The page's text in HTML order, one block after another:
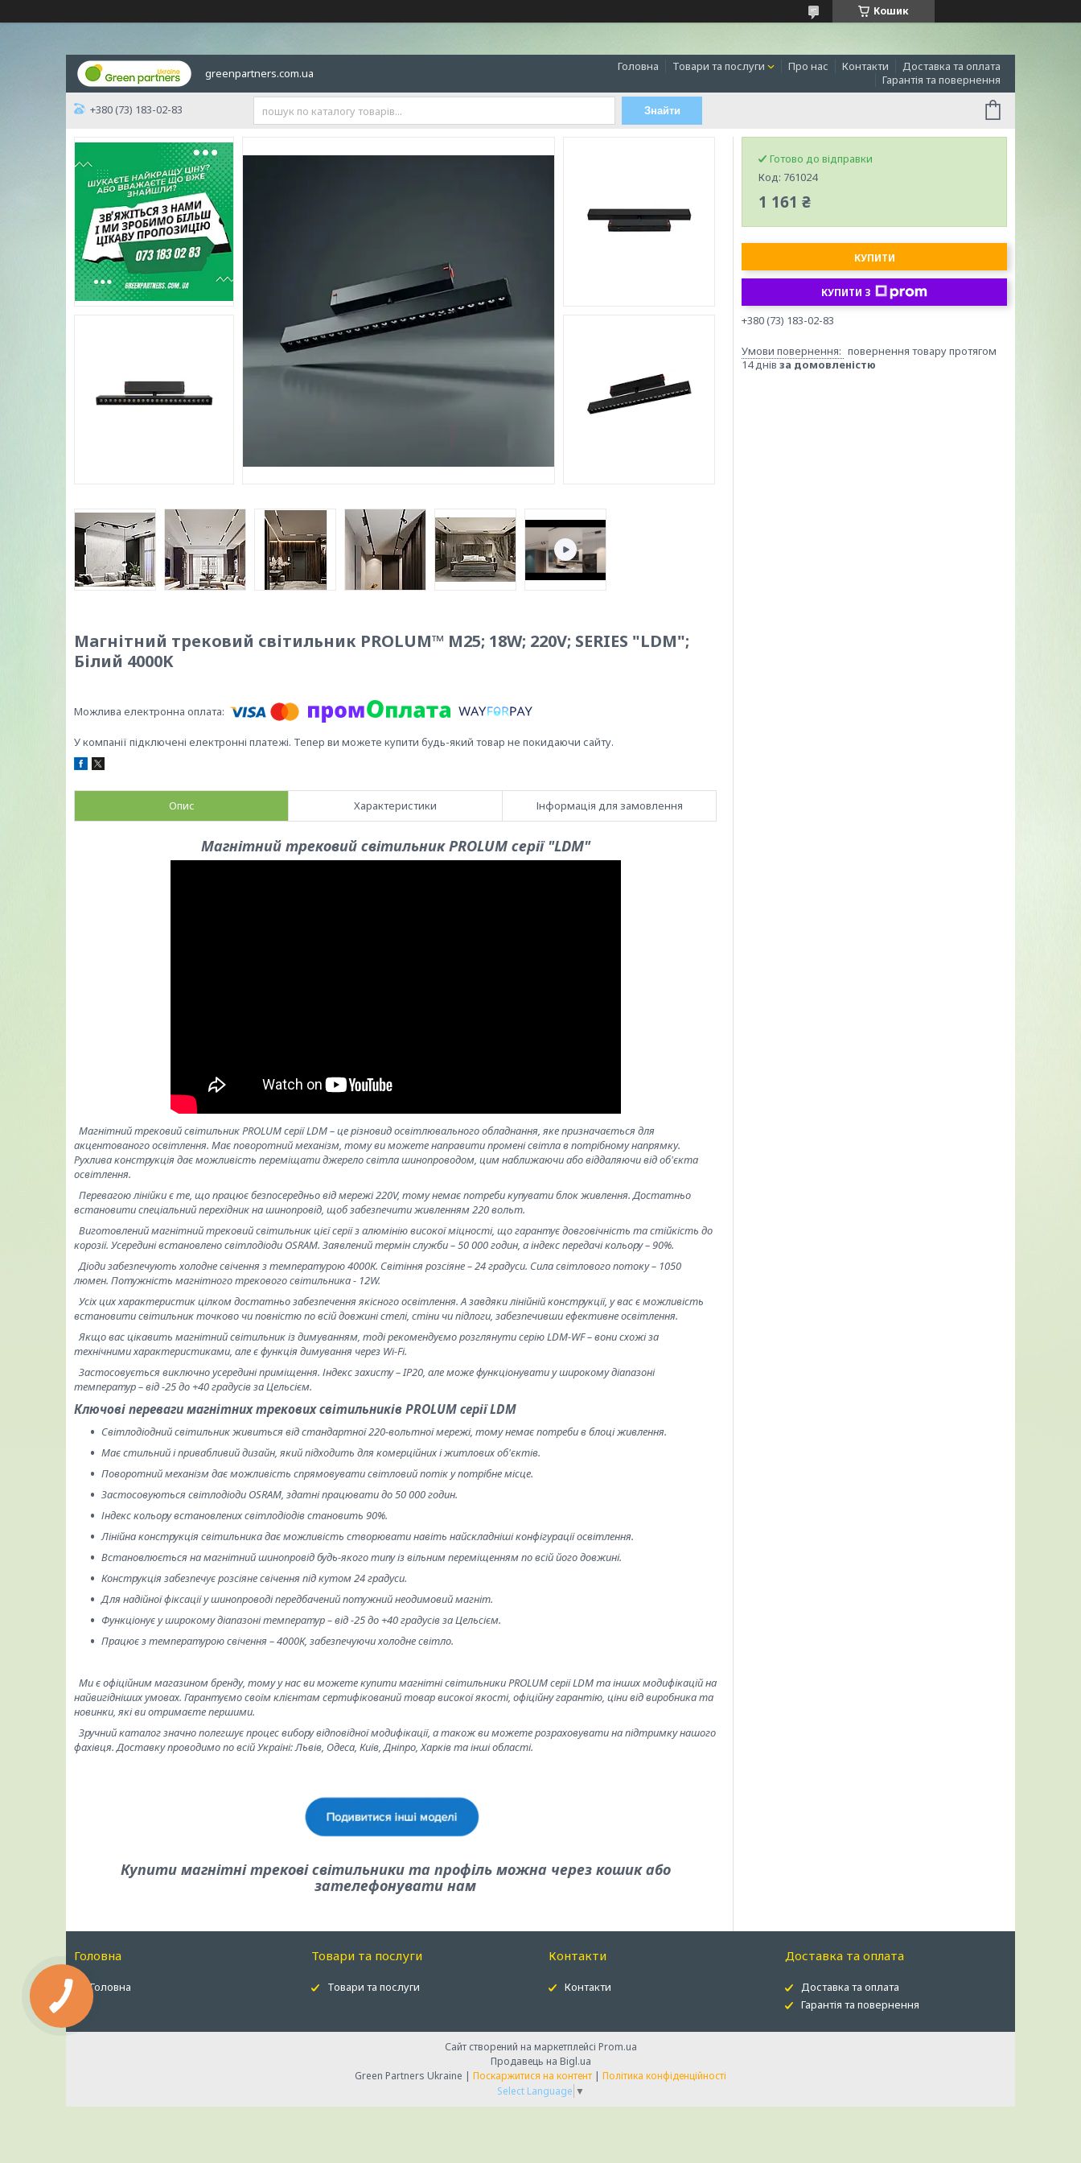
Кошик
greenpartners.com.ua Головна Товари та послуги Про нас Контакти
Доставка та оплата
Гарантія та повернення
+380 (73) 183-02-83 Знайти
Магнітний трековий світильник PROLUM™ M25; 18W; 220V; SERIES "LDM";
Білий 4000K
У компанії підключені електронні платежі. Тепер ви можете купити будь-який товар не покидаючи сайту.
Опис Характеристики Інформація для замовлення
Магнітний трековий світильник PROLUM серії "LDM"
Магнітний трековий світильник PROLUM серії LDM – це різновид освітлювального обладнання, яке призначається для
акцентованого освітлення. Має поворотний механізм, тому ви можете направити промені світла в потрібному напрямку.
Рухлива конструкція дає можливість переміщати джерело світла шинопроводом, цим наближаючи або віддаляючи від об'єкта
освітлення.
Перевагою лінійки є те, що працює безпосередньо від мережі 220V, тому немає потреби купувати блок живлення. Достатньо
встановити спеціальний перехідник на шинопровід, щоб забезпечити живленням 220 вольт.
Виготовлений магнітний трековий світильник цієї серії з алюмінію високої міцності, що гарантує довговічність та стійкість до
корозії. Усередині встановлено світлодіоди OSRAM. Заявлений термін служби – 50 000 годин, а індекс передачі кольору – 90%.
Діоди забезпечують холодне свічення з температурою 4000К. Світіння розсіяне – 24 градуси. Сила світлового потоку – 1050
люмен. Потужність магнітного трекового світильника - 12W.
Усіх цих характеристик цілком достатньо забезпечення якісного освітлення. А завдяки лінійній конструкції, у вас є можливість
встановити світильник точково чи повністю по всій довжині стелі, стіни чи підлоги, забезпечивши ефективне освітлення.
Якщо вас цікавить магнітний світильник із димуванням, тоді рекомендуємо розглянути серію LDM-WF – вони схожі за
технічними характеристиками, але є функція димування через Wi-Fi.
Застосовується виключно усередині приміщення. Індекс захисту – IP20, але може функціонувати у широкому діапазоні
температур – від -25 до +40 градусів за Цельсієм.
Ключові переваги магнітних трекових світильників PROLUM серії LDM
Світлодіодний світильник живиться від стандартної 220-вольтної мережі, тому немає потреби в блоці живлення.
Має стильний і привабливий дизайн, який підходить для комерційних і житлових об'єктів.
Поворотний механізм дає можливість спрямовувати світловий потік у потрібне місце.
Застосовуються світлодіоди OSRAM, здатні працювати до 50 000 годин.
Індекс кольору встановлених світлодіодів становить 90%.
Лінійна конструкція світильника дає можливість створювати навіть найскладніші конфігурації освітлення.
Встановлюється на магнітний шинопровід будь-якого типу із вільним переміщенням по всій його довжині.
Конструкція забезпечує розсіяне свічення під кутом 24 градуси.
Для надійної фіксації у шинопроводі передбачений потужний неодимовий магніт.
Функціонує у широкому діапазоні температур – від -25 до +40 градусів за Цельсієм.
Працює з температурою свічення – 4000К, забезпечуючи холодне світло.
Ми є офіційним магазином бренду, тому у нас ви можете купити магнітні світильники PROLUM серії LDM та інших модифікацій на
найвигідніших умовах. Гарантуємо своїм клієнтам сертифікований товар високої якості, офіційну гарантію, ціни від виробника та
новинки, які ви отримаєте першими.
Зручний каталог значно полегшує процес вибору відповідної модифікації, а також ви можете розраховувати на підтримку нашого
фахівця. Доставку проводимо по всій Україні: Львів, Одеса, Київ, Дніпро, Харків та інші області.
Купити магнітні трекові світильники та профіль можна через кошик або
зателефонувати нам
Готово до відправки
Код: 761024
1 161 ₴
КУПИТИ
КУПИТИ З
+380 (73) 183-02-83
повернення товару протягом
14 днів за домовленістю
Головна
Головна
Товари та послуги
Товари та послуги
Контакти
Контакти
Доставка та оплата
Доставка та оплата
Гарантія та повернення
Сайт створений на маркетплейсі Prom.ua
Продавець на Bigl.ua
Green Partners Ukraine | Поскаржитися на контент | Політика конфіденційності
Select Language ▼